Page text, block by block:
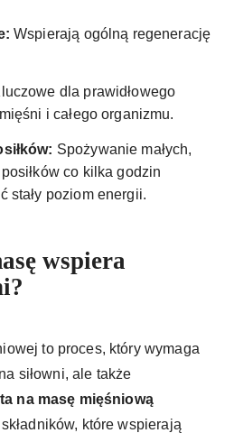
Wspierają ogólną regenerację
dla prawidłowego
i całego organizmu.
Spożywanie małych,
co kilka godzin
stały poziom energii.
wspiera
to proces, który wymaga
siłowni, ale także
na masę mięśniową
które wspierają